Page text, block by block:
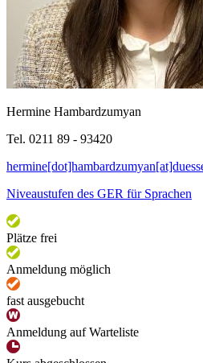
Hermine Hambardzumyan
Tel. 0211 89 - 93420
Niveaustufen des GER für Sprachen
Plätze frei
Anmeldung möglich
fast ausgebucht
Anmeldung auf Warteliste